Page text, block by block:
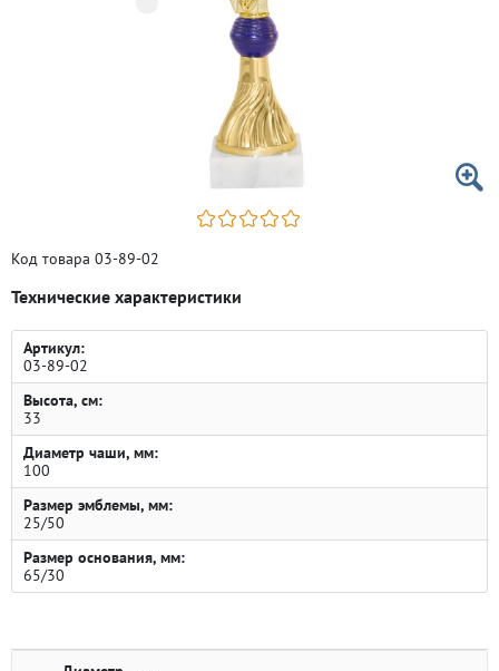
Код товара 03-89-02
Технические характеристики
Артикул:
03-89-02
Высота, см:
33
Диаметр чаши, мм:
100
Размер эмблемы, мм:
25/50
Размер основания, мм:
65/30